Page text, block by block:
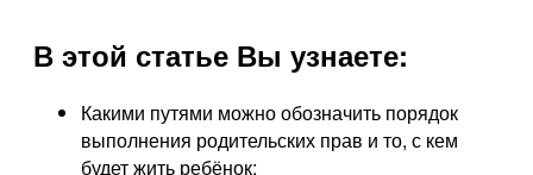
В этой статье Вы узнаете:
Какими путями можно обозначить порядок
выполнения родительских прав и то, с кем
будет жить ребёнок;